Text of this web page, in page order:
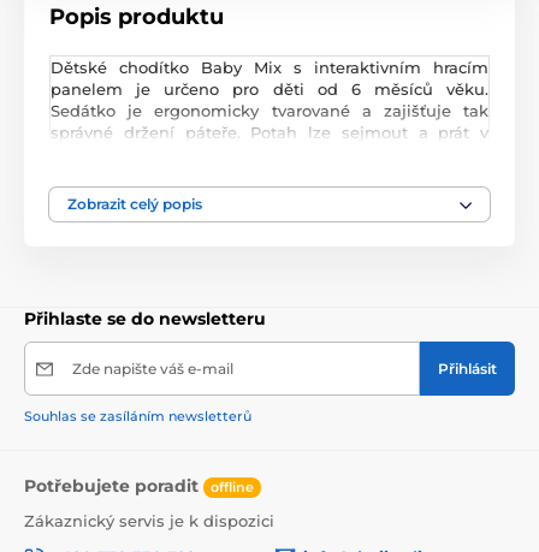
Popis produktu
Dětské chodítko Baby Mix s interaktivním hracím
panelem je určeno pro děti od 6 měsíců věku.
Sedátko je ergonomicky tvarované a zajišťuje tak
správné držení páteře. Potah lze sejmout a prát v
světýlky. Přední silikonová kolečka chodítka jsou
otočná a jsou vyrobeny z materiálu, který nepoškrábe
Zobrazit celý popis
Přihlaste se do newsletteru
Zde napište váš e-mail Přihlásit
Souhlas se zasíláním newsletterů
Potřebujete poradit offline
Zákaznický servis je k dispozici